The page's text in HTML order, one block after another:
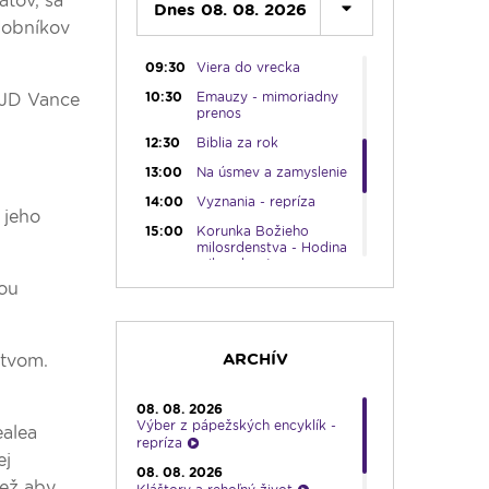
Vance
jeho
Dnes 08. 08. 2026
ráno
09:00 Kláštory a rehoľný život
09:30
Viera do vrecka
10:30
Emauzy - mimoriadny
prenos
12:30
Biblia za rok
13:00
Na úsmev a zamyslenie
14:00
Vyznania - repríza
15:00
Korunka Božieho
milosrdenstva - Hodina
milosrdenstva
15:15
Literárna kaviareň
15:50
Vatikánsky týždenník (r.)
Pozdravy z Rádia
LUMEN
18:00
Emauzy - sv. omša
18:00
19:00
Ruženec pre Slovensko
ARCHÍV
08. 08. 2026
Výber z pápežských encyklík -
repríza
08. 08. 2026